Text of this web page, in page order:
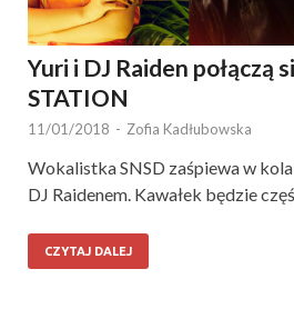
Yuri i DJ Raiden połączą
STATION
11/01/2018 - Zofia Kadłubowska
Wokalistka SNSD zaśpiewa w
DJ Raidenem. Kawałek będzie
CZYTAJ DALEJ